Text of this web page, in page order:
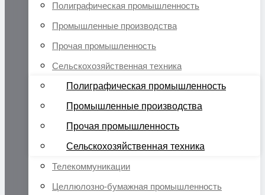
Полиграфическая промышленность
Промышленные производства
Прочая промышленность
Сельскохозяйственная техника
Полиграфическая промышленность
Промышленные производства
Прочая промышленность
Сельскохозяйственная техника
Телекоммуникации
Целлюлозно-бумажная промышленность